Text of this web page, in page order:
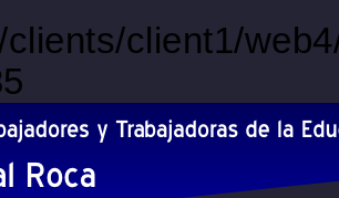
client1/